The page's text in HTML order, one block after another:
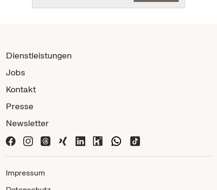
Dienstleistungen
Jobs
Kontakt
Presse
Newsletter
Impressum